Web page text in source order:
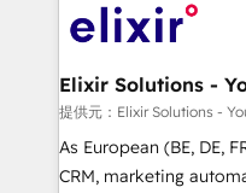
HIPAA-aware; CASL-
implementations where required
built to scale.
Design, Migrations +
greatness, which is
absolute clarity,
strategy, executed
results. The culture is
提供元：Elixir Solutions -
As European (BE, DE,
CRM, marketing